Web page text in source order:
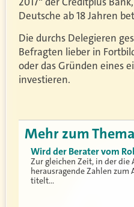
Deutsche ab 18 Jahren
Die durchs Delegieren
Befragten lieber in
oder das Gründen eines
investieren.
Mehr zum Thema
Wird der Berater vom
Zur gleichen Zeit, in der
herausragende Zahlen
titelt…